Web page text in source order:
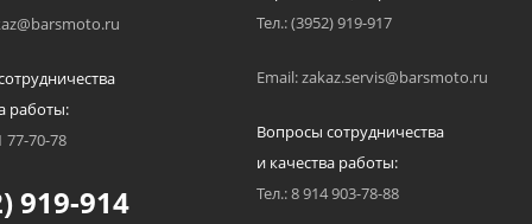
работы:
77-70-78
919-914
Тел.: (3952) 919-917
Email: zakaz.servis@barsmoto.ru
Вопросы сотрудничества
и качества работы:
Тел.: 8 914 903-78-88